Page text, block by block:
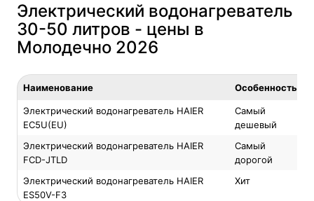
Электрический водонагреватель
30-50 литров - цены в
Молодечно 2026
Наименование Особенность
Электрический водонагреватель HAIER
EC5U(EU)
Самый
дешевый
Электрический водонагреватель HAIER
FCD-JTLD
Самый
дорогой
Электрический водонагреватель HAIER
ES50V-F3
Хит